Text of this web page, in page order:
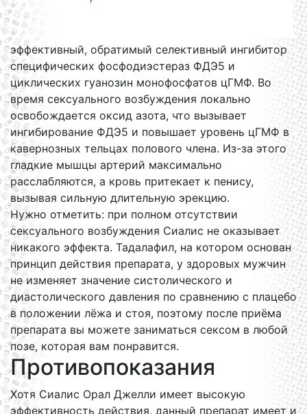
эффективный, обратимый селективный ингибитор
специфических фосфодиэстераз ФДЭ5 и
циклических гуанозин монофосфатов цГМФ. Во
время сексуального возбуждения локально
освобождается оксид азота, что вызывает
ингибирование ФДЭ5 и повышает уровень цГМФ в
кавернозных тельцах полового члена. Из-за этого
гладкие мышцы артерий максимально
расслабляются, а кровь притекает к пенису,
вызывая сильную длительную эрекцию.
Нужно отметить: при полном отсутствии
сексуального возбуждения Сиалис не оказывает
никакого эффекта. Тадалафил, на котором основан
принцип действия препарата, у здоровых мужчин
не изменяет значение систолического и
диастолического давления по сравнению с плацебо
в положении лёжа и стоя, поэтому после приёма
препарата вы можете заниматься сексом в любой
позе, которая вам понравится.
Противопоказания
Хотя Сиалис Орал Джелли имеет высокую
эффективность действия, данный препарат имеет и